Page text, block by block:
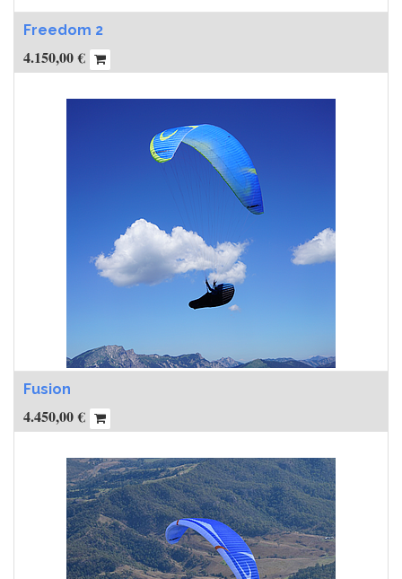
Freedom 2
4.150,00€
Fusion
4.450,00€